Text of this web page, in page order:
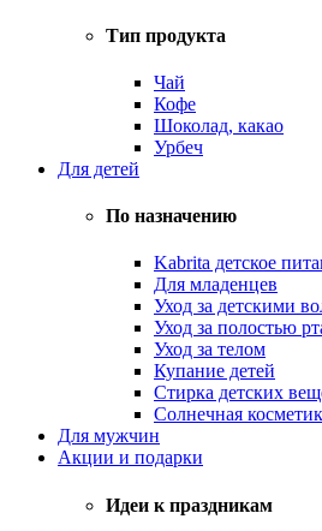
Тип продукта
Чай
Кофе
Шоколад, какао
Урбеч
Для детей
По назначению
Kabrita детское
Для младенцев
Уход за детскими
Уход за полостью
Уход за телом
Купание детей
Стирка детских
Солнечная
Для мужчин
Акции и подарки
Идеи к праздникам